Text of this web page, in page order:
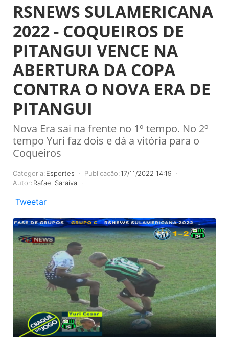
RSNEWS SULAMERICANA
2022 - COQUEIROS DE
PITANGUI VENCE NA
ABERTURA DA COPA
CONTRA O NOVA ERA DE
PITANGUI
Nova Era sai na frente no 1º tempo. No 2º
tempo Yuri faz dois e dá a vitória para o
Coqueiros
Categoria: Esportes Publicação:17/11/2022 14:19
Autor: Rafael Saraiva
Tweetar